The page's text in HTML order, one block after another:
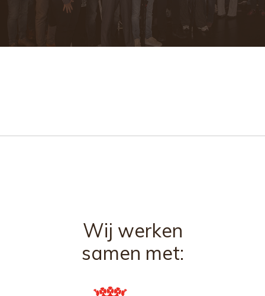
Wij werken
samen met: